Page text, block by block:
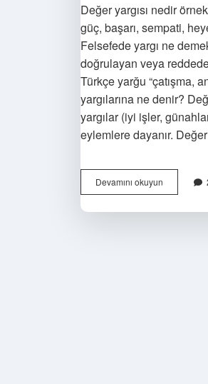
Değer yargısı nedir
güç, başarı, sempati,
Felsefede yargı ne
doğrulayan veya
Türkçe yarğu “çatışma,
yargılarına ne denir?
yargılar (iyi işler,
eylemlere dayanır.
Devamını okuyun Felsefede
Değer